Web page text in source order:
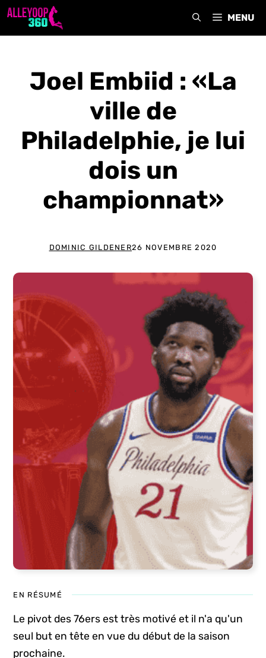
Aller
MENU
Joel Embiid : «La
ville de
Philadelphie, je lui
dois un
championnat»
DOMINIC GILDENER26 NOVEMBRE 2020
EN RÉSUMÉ
Le pivot des 76ers est très motivé et il n'a qu'un
seul but en tête en vue du début de la saison
prochaine.